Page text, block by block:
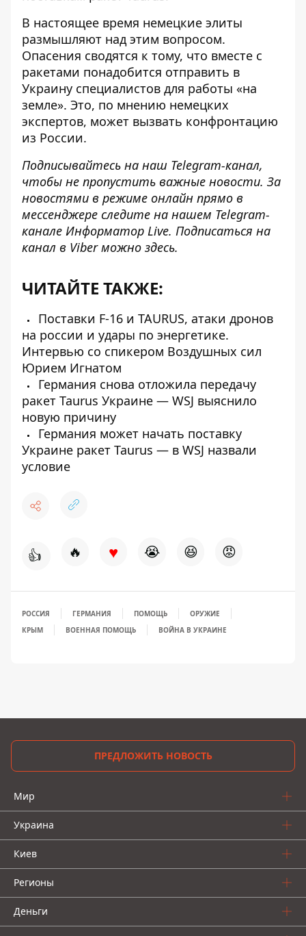
В настоящее время немецкие элиты
размышляют над этим вопросом.
Опасения сводятся к тому, что вместе с
ракетами понадобится отправить в
Украину специалистов для работы «на
земле». Это, по мнению немецких
экспертов, может вызвать конфронтацию
из России.
Подписывайтесь на наш Telegram-канал,
чтобы не пропустить важные новости. За
новостями в режиме онлайн прямо в
мессенджере следите на нашем Telegram-
канале Информатор Live. Подписаться на
канал в Viber можно здесь.
ЧИТАЙТЕ ТАКЖЕ:
Поставки F-16 и TAURUS, атаки дронов
на россии и удары по энергетике.
Интервью со спикером Воздушных сил
Юрием Игнатом
Германия снова отложила передачу
ракет Taurus Украине — WSJ выяснило
новую причину
Германия может начать поставку
Украине ракет Taurus — в WSJ назвали
условие
👍 🔥 ♥ 😭 😆 😡
РОССИЯ ГЕРМАНИЯ ПОМОЩЬ
ОРУЖИЕ
КРЫМ
ВОЕННАЯ ПОМОЩЬ ВОЙНА В УКРАИНЕ
ПРЕДЛОЖИТЬ НОВОСТЬ
Мир
Украина
Киев
Регионы
Деньги